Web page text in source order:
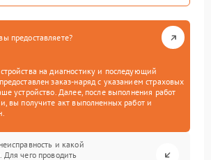
предоставляете?
на диагностику и последующий
заказ-наряд с указанием страховых
устройство. Далее, после выполнения работ
вы получите акт выполненных работ и
и какой
чего проводить